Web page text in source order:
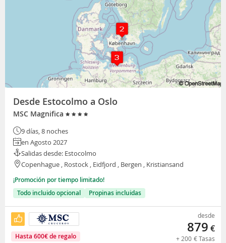
Desde Estocolmo a Oslo
MSC Magnifica
9 días, 8 noches
en Agosto 2027
Salidas desde: Estocolmo
Copenhague , Rostock , Eidfjord , Bergen , Kristiansand
¡Promoción por tiempo limitado!
Todo incluido opcional
Propinas incluidas
Hasta 600€de regalo
desde
879 €
+ 200 €Tasas